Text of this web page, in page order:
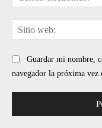
Guardar mi nombre,
navegador la próxima vez